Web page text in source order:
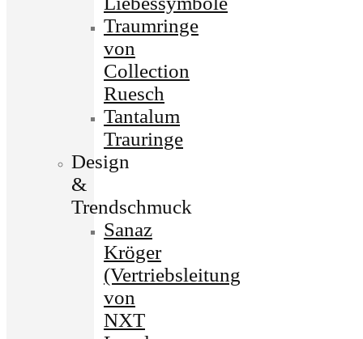
Traumringe
von
Collection
Ruesch
Tantalum
Trauringe
Design
&
Trendschmuck
Sanaz
Kröger
(Vertriebsleitung
von
NXT